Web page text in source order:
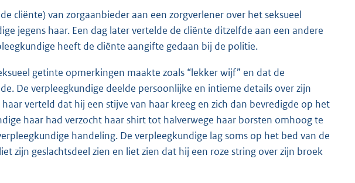
cliënte) van zorgaanbieder aan een zorgverlener over het seksueel
jegens haar. Een dag later vertelde de cliënte ditzelfde aan een andere
heeft de cliënte aangifte gedaan bij de politie.
getinte opmerkingen maakte zoals “lekker wijf” en dat de
De verpleegkundige deelde persoonlijke en intieme details over zijn
verteld dat hij een stijve van haar kreeg en zich dan bevredigde op het
haar had verzocht haar shirt tot halverwege haar borsten omhoog te
handeling. De verpleegkundige lag soms op het bed van de
zijn geslachtsdeel zien en liet zien dat hij een roze string over zijn broek